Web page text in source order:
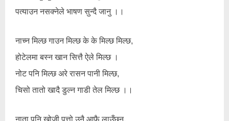
पत्याउन नसक्नेले भाषण सुन्दै जानु ।।
नाच्न मिल्छ गाउन मिल्छ के के मिल्छ मिल्छ,
होटेलमा बस्न खान सित्तै ऐले मिल्छ ।
नोट पनि मिल्छ अरे रासन पानी मिल्छ,
चिसो तातो खादै डुल्न गाडी तेल मिल्छ ।।
नाता पनि खोजी पत्तो उनै आफै लाउँछन्,